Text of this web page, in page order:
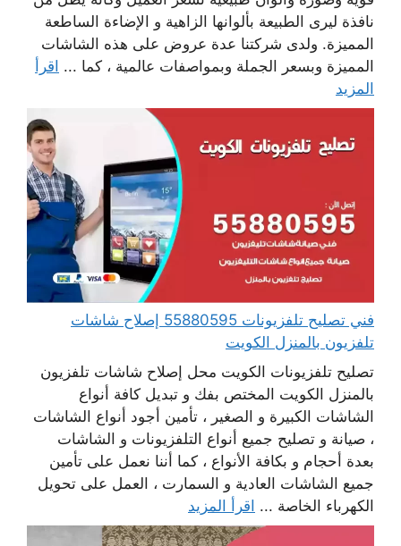
نافذة ليرى الطبيعة بألوانها الزاهية و الإضاءة الساطعة
المميزة. ولدى شركتنا عدة عروض على هذه الشاشات
المميزة وبسعر الجملة وبمواصفات عالمية ، كما ... اقرأ
المزيد
فني تصليح تلفزيونات 55880595 إصلاح شاشات
تلفزيون بالمنزل الكويت
تصليح تلفزيونات الكويت محل إصلاح شاشات تلفزيون
بالمنزل الكويت المختص بفك و تبديل كافة أنواع
الشاشات الكبيرة و الصغير ، تأمين أجود أنواع الشاشات
، صيانة و تصليح جميع أنواع التلفزيونات و الشاشات
بعدة أحجام و بكافة الأنواع ، كما أننا نعمل على تأمين
جميع الشاشات العادية و السمارت ، العمل على تحويل
الكهرباء الخاصة ... اقرأ المزيد